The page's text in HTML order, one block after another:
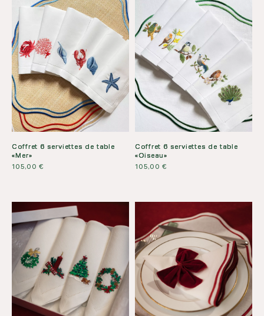
Coffret 6 serviettes de table
«Mer»
105,00€
Coffret 6 serviettes de table
«Oiseau»
105,00€